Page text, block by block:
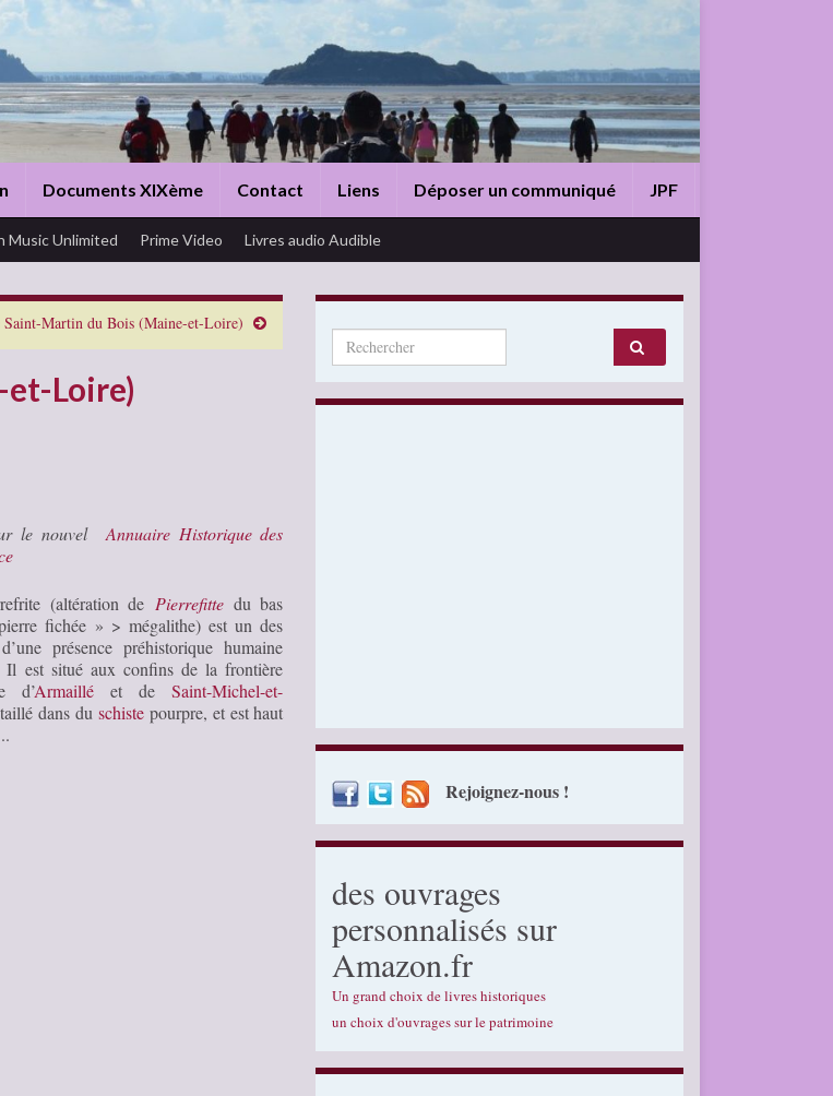
Documents XIXème Contact Liens Déposer un communiqué JPF
Music Unlimited Prime Video Livres audio Audible
Saint-Martin du Bois (Maine-et-Loire)
et-Loire)
le nouvel Annuaire Historique des
(altération de Pierrefittedu bas
fichée » > mégalithe) est un des
présence préhistorique humaine
Il est situé aux confins de la frontière
d’Armailléet deSaint-Michel-et-
dans duschiste pourpre, et est haut
Search for:
Rejoignez-nous !
des ouvrages
personnalisés sur
Amazon.fr
Un grand choix de livres historiques
un choix d'ouvrages sur le patrimoine